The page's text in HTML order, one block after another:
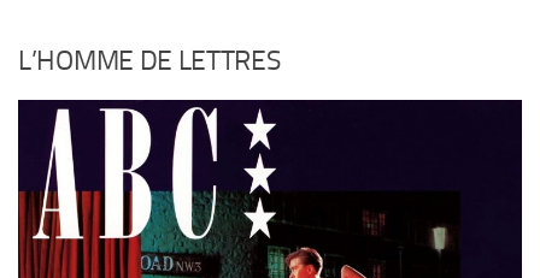
L’HOMME DE LETTRES